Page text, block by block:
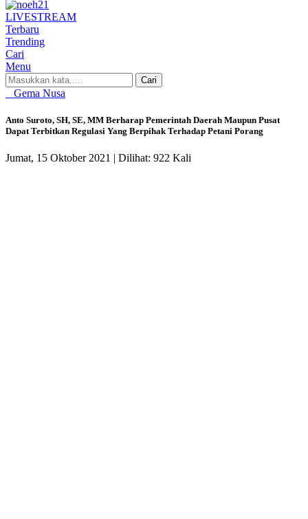
LIVESTREAM
Terbaru
Trending
Cari
Menu
Cari
Gema Nusa
Anto Suroto, SH, SE, MM Berharap Pemerintah Daerah Maupun Pusat
Dapat Terbitkan Regulasi Yang Berpihak Terhadap Petani Porang
Jumat, 15 Oktober 2021 | Dilihat: 922 Kali